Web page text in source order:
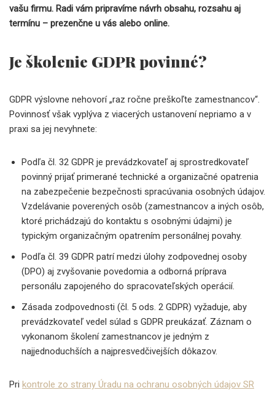
vašu firmu. Radi vám pripravíme návrh obsahu, rozsahu aj
termínu – prezenčne u vás alebo online.
Je školenie GDPR povinné?
GDPR výslovne nehovorí „raz ročne preškoľte zamestnancov“.
Povinnosť však vyplýva z viacerých ustanovení nepriamo a v
praxi sa jej nevyhnete:
Podľa čl. 32 GDPR je prevádzkovateľ aj sprostredkovateľ
povinný prijať primerané technické a organizačné opatrenia
na zabezpečenie bezpečnosti spracúvania osobných údajov.
Vzdelávanie poverených osôb (zamestnancov a iných osôb,
ktoré prichádzajú do kontaktu s osobnými údajmi) je
typickým organizačným opatrením personálnej povahy.
Podľa čl. 39 GDPR patrí medzi úlohy zodpovednej osoby
(DPO) aj zvyšovanie povedomia a odborná príprava
personálu zapojeného do spracovateľských operácií.
Zásada zodpovednosti (čl. 5 ods. 2 GDPR) vyžaduje, aby
prevádzkovateľ vedel súlad s GDPR preukázať. Záznam o
vykonanom školení zamestnancov je jedným z
najjednoduchších a najpresvedčivejších dôkazov.
Pri kontrole zo strany Úradu na ochranu osobných údajov SR